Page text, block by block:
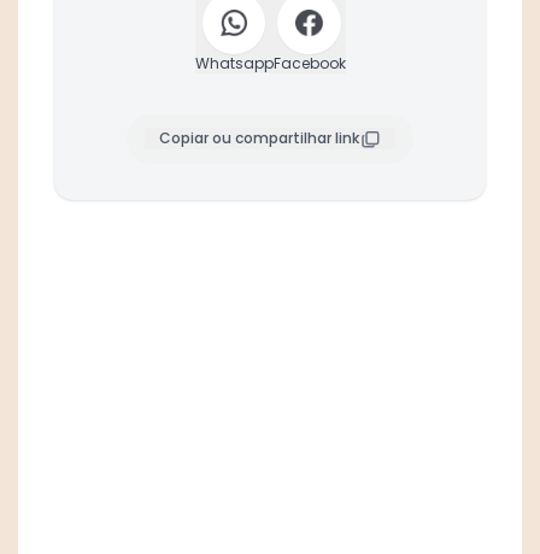
WhatsappFacebook
Copiar ou compartilhar link